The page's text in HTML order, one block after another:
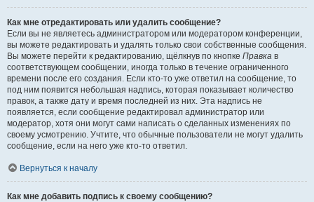
Как мне отредактировать или удалить сообщение?
Если вы не являетесь администратором или модератором конференции,
вы можете редактировать и удалять только свои собственные сообщения.
Вы можете перейти к редактированию, щёлкнув по кнопке Правка в
соответствующем сообщении, иногда только в течение ограниченного
времени после его создания. Если кто-то уже ответил на сообщение, то
под ним появится небольшая надпись, которая показывает количество
правок, а также дату и время последней из них. Эта надпись не
появляется, если сообщение редактировал администратор или
модератор, хотя они могут сами написать о сделанных изменениях по
своему усмотрению. Учтите, что обычные пользователи не могут удалить
сообщение, если на него уже кто-то ответил.
Вернуться к началу
Как мне добавить подпись к своему сообщению?